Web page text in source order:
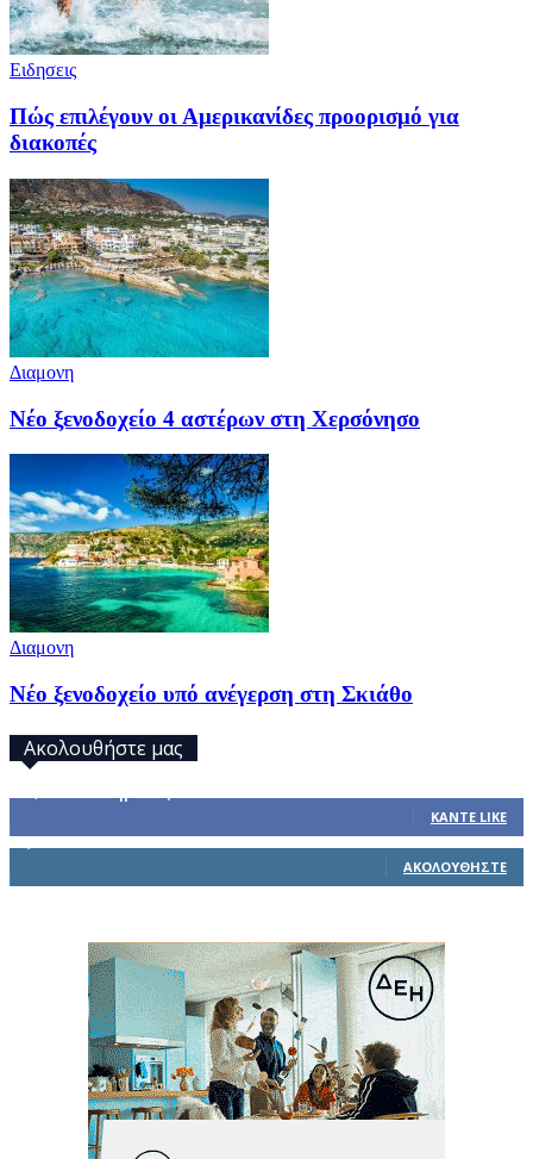
Ειδησεις
Πώς επιλέγουν οι Αμερικανίδες προορισμό για
διακοπές
Διαμονη
Νέο ξενοδοχείο 4 αστέρων στη Χερσόνησο
Διαμονη
Νέο ξενοδοχείο υπό ανέγερση στη Σκιάθο
Ακολουθήστε μας
ΚΆΝΤΕ LIKE
ΑΚΟΛΟΥΘΉΣΤΕ